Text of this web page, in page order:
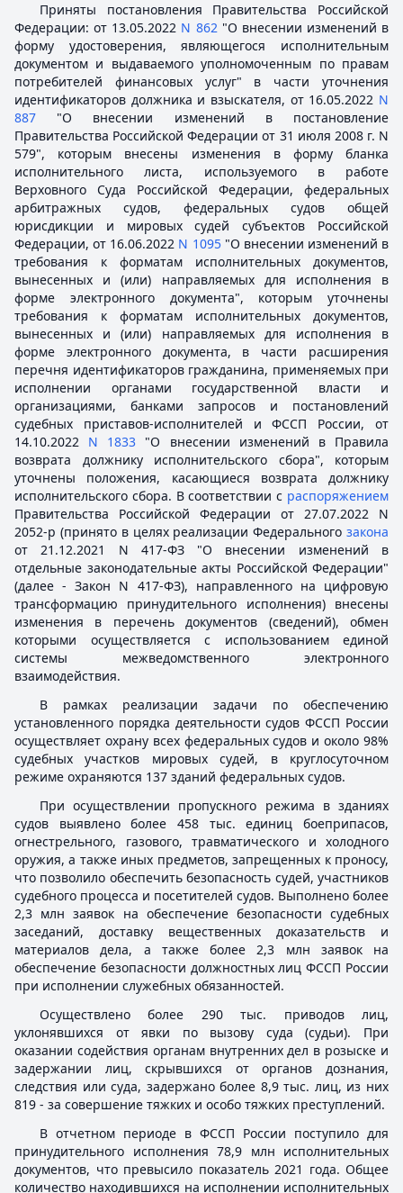
Приняты постановления Правительства Российской
Федерации: от 13.05.2022 N 862"О внесении изменений в
форму удостоверения, являющегося исполнительным
документом и выдаваемого уполномоченным по правам
потребителей финансовых услуг" в части уточнения
идентификаторов должника и взыскателя, от 16.05.2022 N
887 "О внесении изменений в постановление
Правительства Российской Федерации от 31 июля 2008 г. N
579", которым внесены изменения в форму бланка
исполнительного листа, используемого в работе
Верховного Суда Российской Федерации, федеральных
арбитражных судов, федеральных судов общей
юрисдикции и мировых судей субъектов Российской
Федерации, от 16.06.2022 N 1095"О внесении изменений в
требования к форматам исполнительных документов,
вынесенных и (или) направляемых для исполнения в
форме электронного документа", которым уточнены
требования к форматам исполнительных документов,
вынесенных и (или) направляемых для исполнения в
форме электронного документа, в части расширения
перечня идентификаторов гражданина, применяемых при
исполнении органами государственной власти и
организациями, банками запросов и постановлений
судебных приставов-исполнителей и ФССП России, от
14.10.2022 N 1833 "О внесении изменений в Правила
возврата должнику исполнительского сбора", которым
уточнены положения, касающиеся возврата должнику
исполнительского сбора. В соответствии с распоряжением
Правительства Российской Федерации от 27.07.2022 N
2052-р (принято в целях реализации Федерального закона
от 21.12.2021 N 417-ФЗ "О внесении изменений в
отдельные законодательные акты Российской Федерации"
(далее - Закон N 417-ФЗ), направленного на цифровую
трансформацию принудительного исполнения) внесены
изменения в перечень документов (сведений), обмен
которыми осуществляется с использованием единой
системы межведомственного электронного
взаимодействия.
В рамках реализации задачи по обеспечению
установленного порядка деятельности судов ФССП России
осуществляет охрану всех федеральных судов и около 98%
судебных участков мировых судей, в круглосуточном
режиме охраняются 137 зданий федеральных судов.
При осуществлении пропускного режима в зданиях
судов выявлено более 458 тыс. единиц боеприпасов,
огнестрельного, газового, травматического и холодного
оружия, а также иных предметов, запрещенных к проносу,
что позволило обеспечить безопасность судей, участников
судебного процесса и посетителей судов. Выполнено более
2,3 млн заявок на обеспечение безопасности судебных
заседаний, доставку вещественных доказательств и
материалов дела, а также более 2,3 млн заявок на
обеспечение безопасности должностных лиц ФССП России
при исполнении служебных обязанностей.
Осуществлено более 290 тыс. приводов лиц,
уклонявшихся от явки по вызову суда (судьи). При
оказании содействия органам внутренних дел в розыске и
задержании лиц, скрывшихся от органов дознания,
следствия или суда, задержано более 8,9 тыс. лиц, из них
819 - за совершение тяжких и особо тяжких преступлений.
В отчетном периоде в ФССП России поступило для
принудительного исполнения 78,9 млн исполнительных
документов, что превысило показатель 2021 года. Общее
количество находившихся на исполнении исполнительных